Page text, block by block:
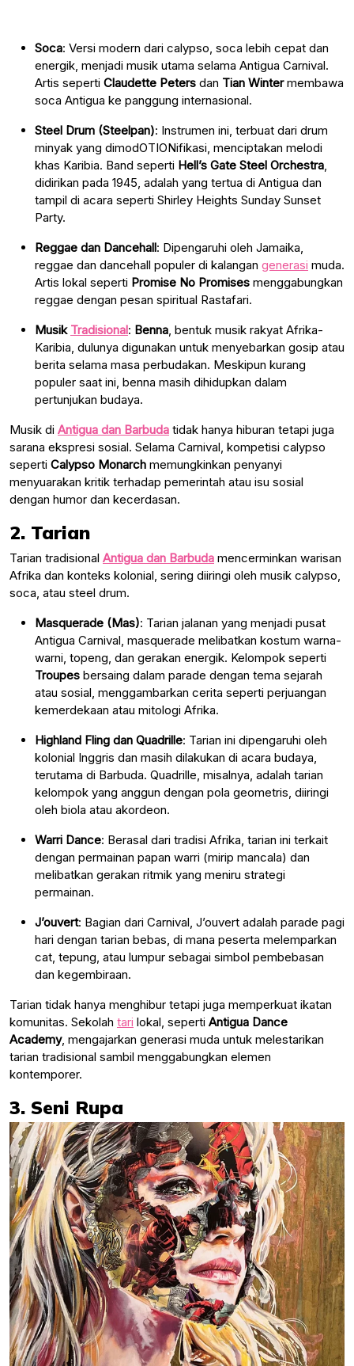
Soca: Versi modern dari calypso, soca lebih cepat dan
energik, menjadi musik utama selama Antigua Carnival.
Artis seperti Claudette Peters dan Tian Wintermembawa
soca Antigua ke panggung internasional.
Steel Drum (Steelpan): Instrumen ini, terbuat dari drum
minyak yang dimodOTIONifikasi, menciptakan melodi
khas Karibia. Band seperti Hell’s Gate Steel Orchestra
didirikan pada 1945, adalah yang tertua di Antigua dan
tampil di acara seperti Shirley Heights Sunday Sunset
Party.
Reggae dan Dancehall: Dipengaruhi oleh Jamaika,
reggae dan dancehall populer di kalangan generasi muda.
Artis lokal seperti Promise No Promises menggabungkan
reggae dengan pesan spiritual Rastafari.
Musik Tradisional: Benna , bentuk musik rakyat Afrika-
Karibia, dulunya digunakan untuk menyebarkan gosip atau
berita selama masa perbudakan. Meskipun kurang
populer saat ini, benna masih dihidupkan dalam
pertunjukan budaya.
Musik di Antigua dan Barbuda tidak hanya hiburan tetapi juga
sarana ekspresi sosial. Selama Carnival, kompetisi calypso
seperti Calypso Monarch memungkinkan penyanyi
menyuarakan kritik terhadap pemerintah atau isu sosial
dengan humor dan kecerdasan.
2. Tarian
Tarian tradisional Antigua dan Barbuda mencerminkan warisan
Afrika dan konteks kolonial, sering diiringi oleh musik calypso,
soca, atau steel drum.
Masquerade (Mas): Tarian jalanan yang menjadi pusat
Antigua Carnival, masquerade melibatkan kostum warna-
warni, topeng, dan gerakan energik. Kelompok seperti
Troupes bersaing dalam parade dengan tema sejarah
atau sosial, menggambarkan cerita seperti perjuangan
kemerdekaan atau mitologi Afrika.
Highland Fling dan Quadrille: Tarian ini dipengaruhi oleh
kolonial Inggris dan masih dilakukan di acara budaya,
terutama di Barbuda. Quadrille, misalnya, adalah tarian
kelompok yang anggun dengan pola geometris, diiringi
oleh biola atau akordeon.
Warri Dance: Berasal dari tradisi Afrika, tarian ini terkait
dengan permainan papan warri (mirip mancala) dan
melibatkan gerakan ritmik yang meniru strategi
permainan.
J’ouvert: Bagian dari Carnival, J’ouvert adalah parade pagi
hari dengan tarian bebas, di mana peserta melemparkan
cat, tepung, atau lumpur sebagai simbol pembebasan
dan kegembiraan.
Tarian tidak hanya menghibur tetapi juga memperkuat ikatan
komunitas. Sekolah tari lokal, seperti Antigua Dance
Academy, mengajarkan generasi muda untuk melestarikan
tarian tradisional sambil menggabungkan elemen
kontemporer.
3. Seni Rupa